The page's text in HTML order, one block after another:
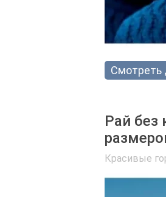
Смотреть
Рай без
Красивые